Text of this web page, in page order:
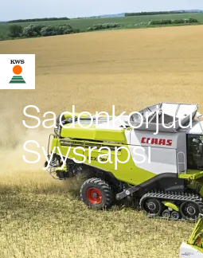
Sadonkorjuu:
Syysrapsi